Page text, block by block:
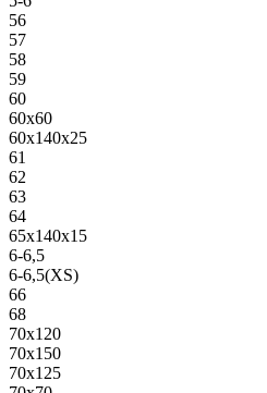
56
57
58
59
60
60х60
60х140х25
61
62
63
64
65х140х15
6-6,5
6-6,5(XS)
66
68
70х120
70х150
70х125